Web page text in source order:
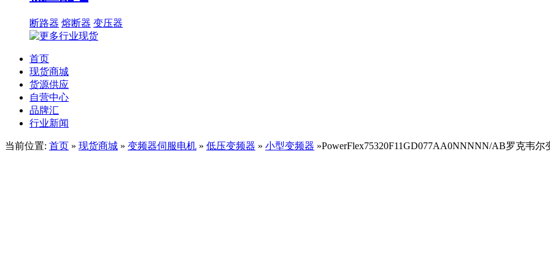
断路器 熔断器 变压器
首页
现货商城
货源供应
自营中心
品牌汇
行业新闻
当前位置: 首页 » 现货商城 » 变频器伺服电机 » 低压变频器 » 小型变频器 »PowerFlex75320F11GD077AA0NNNNN/AB罗克韦尔